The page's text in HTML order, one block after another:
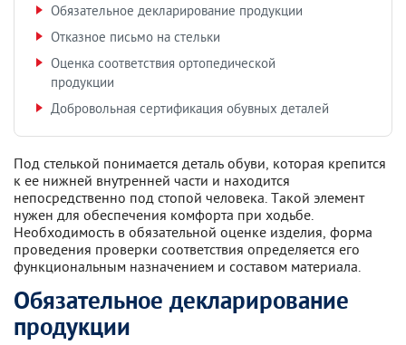
Обязательное декларирование продукции
Отказное письмо на стельки
Оценка соответствия ортопедической
продукции
Добровольная сертификация обувных деталей
Под стелькой понимается деталь обуви, которая крепится
к ее нижней внутренней части и находится
непосредственно под стопой человека. Такой элемент
нужен для обеспечения комфорта при ходьбе.
Необходимость в обязательной оценке изделия, форма
проведения проверки соответствия определяется его
функциональным назначением и составом материала.
Обязательное декларирование
продукции